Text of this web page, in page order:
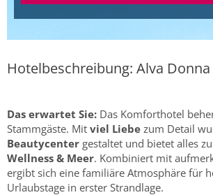
Hotelbeschreibung: Alva
Das erwartet Sie: Das Komforthotel
Stammgäste. Mit viel Liebe zum Detail
Beautycenter gestaltet und bietet alles
Wellness & Meer. Kombiniert mit
ergibt sich eine familiäre Atmosphäre für
Urlaubstage in erster Strandlage.